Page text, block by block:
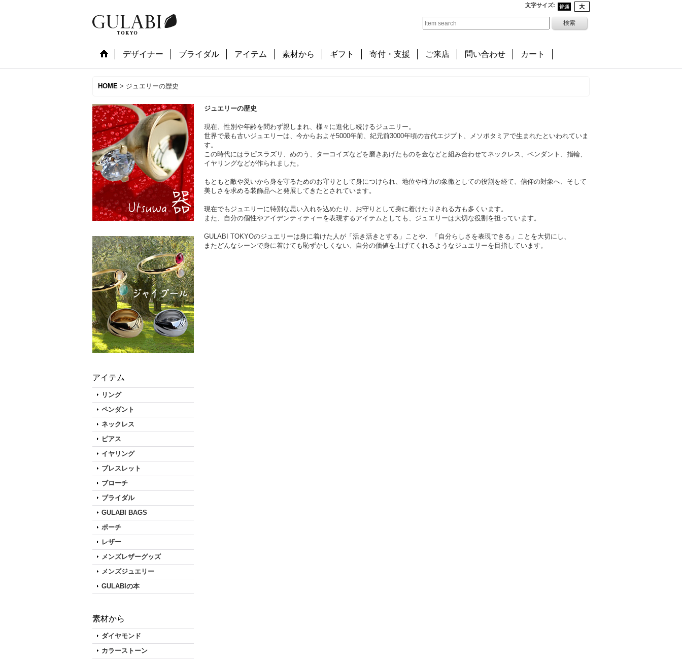
文字サイズ:
デザイナー ブライダル アイテム 素材から ギフト 寄付・支援 ご来店 問い合わせ カート
HOME > ジュエリーの歴史
アイテム
リング
ペンダント
ネックレス
ピアス
イヤリング
ブレスレット
ブローチ
ブライダル
GULABI BAGS
ポーチ
レザー
メンズレザーグッズ
メンズジュエリー
GULABIの本
素材から
ダイヤモンド
カラーストーン
ジュエリーの歴史
現在、性別や年齢を問わず親しまれ、様々に進化し続けるジュエリー。
世界で最も古いジュエリーは、今からおよそ5000年前、紀元前3000年頃の古代エジプト、メソポタミアで生まれたといわれていま
す。
この時代にはラピスラズリ、めのう、ターコイズなどを磨きあげたものを金などと組み合わせてネックレス、ペンダント、指輪、
イヤリングなどが作られました。
もともと敵や災いから身を守るためのお守りとして身につけられ、地位や権力の象徴としての役割を経て、信仰の対象へ、そして
美しさを求める装飾品へと発展してきたとされています。
現在でもジュエリーに特別な思い入れを込めたり、お守りとして身に着けたりされる方も多くいます。
また、自分の個性やアイデンティティーを表現するアイテムとしても、ジュエリーは大切な役割を担っています。
GULABI TOKYOのジュエリーは身に着けた人が「活き活きとする」ことや、「自分らしさを表現できる」ことを大切にし、
またどんなシーンで身に着けても恥ずかしくない、自分の価値を上げてくれるようなジュエリーを目指しています。